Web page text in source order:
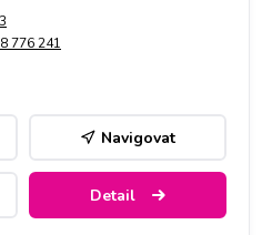
776 241
Navigovat
Detail